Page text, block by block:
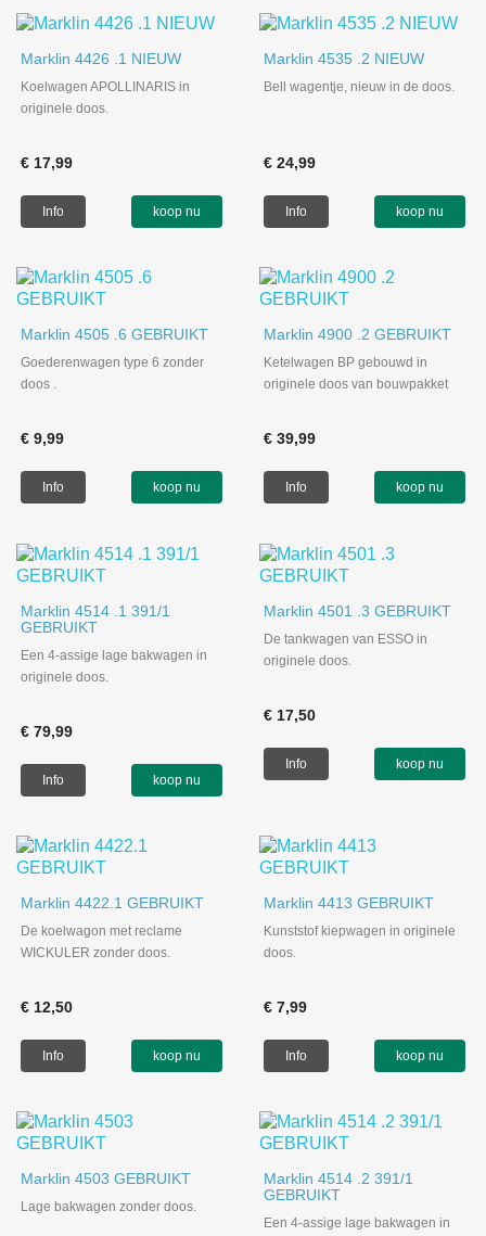
Marklin 4426 .1 NIEUW
Koelwagen APOLLINARIS in
originele doos.
€ 17,99
Info koop nu
Marklin 4535 .2 NIEUW
Bell wagentje, nieuw in de doos.
€ 24,99
Info koop nu
Marklin 4505 .6 GEBRUIKT
Goederenwagen type 6 zonder
doos .
€ 9,99
Info koop nu
Marklin 4900 .2 GEBRUIKT
Ketelwagen BP gebouwd in
originele doos van bouwpakket
€ 39,99
Info koop nu
Marklin 4514 .1 391/1
GEBRUIKT
Een 4-assige lage bakwagen in
originele doos.
€ 79,99
Info koop nu
Marklin 4501 .3 GEBRUIKT
De tankwagen van ESSO in
originele doos.
€ 17,50
Info koop nu
Marklin 4422.1 GEBRUIKT
De koelwagon met reclame
WICKULER zonder doos.
€ 12,50
Info koop nu
Marklin 4413 GEBRUIKT
Kunststof kiepwagen in originele
doos.
€ 7,99
Info koop nu
Marklin 4503 GEBRUIKT
Lage bakwagen zonder doos.
Marklin 4514 .2 391/1
GEBRUIKT
Een 4-assige lage bakwagen in